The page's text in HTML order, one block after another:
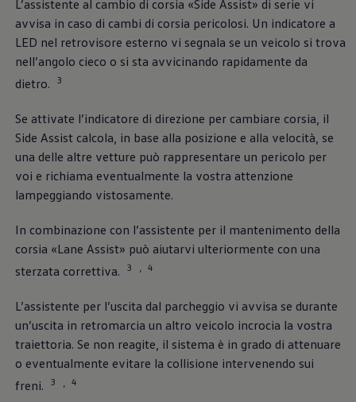
L’assistente al cambio di corsia «Side Assist» di serie vi
avvisa in caso di cambi di corsia pericolosi. Un indicatore a
LED nel retrovisore esterno vi segnala se un veicolo si trova
nell’angolo cieco o si sta avvicinando rapidamente da
dietro.
3
Se attivate l’indicatore di direzione per cambiare corsia, il
Side Assist calcola, in base alla posizione e alla velocità, se
una delle altre vetture può rappresentare un pericolo per
voi e richiama eventualmente la vostra attenzione
lampeggiando vistosamente.
In combinazione con l’assistente per il mantenimento della
corsia «Lane Assist» può aiutarvi ulteriormente con una
sterzata correttiva.
3 , 4
L’assistente per l’uscita dal parcheggio vi avvisa se durante
un’uscita in retromarcia un altro veicolo incrocia la vostra
traiettoria. Se non reagite, il sistema è in grado di attenuare
o eventualmente evitare la collisione intervenendo sui
freni.
3 4